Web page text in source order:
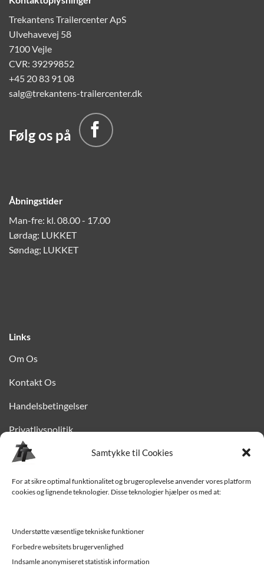
Samtykke til Cookies
For at sikre optimal funktionalitet og brugeroplevelse anvender vores platform
cookies og lignende teknologier. Disse teknologier hjælper os med at:
Understøtte væsentlige tekniske funktioner
Forbedre websitets brugervenlighed
Indsamle anonymiseret statistisk information
Trekantens Trailercenter ApS
Ulvehavevej 58
7100 Vejle
CVR: 39299852
+45 20 83 91 08
salg@trekantens-trailercenter.dk
Følg os på
Åbningstider
Man-fre: kl. 08.00 - 17.00
Lørdag: LUKKET
Søndag; LUKKET
Links
Om Os
Kontakt Os
Handelsbetingelser
Privatlivspolitik
Finansiering
Levering til Sjælland
Værksted